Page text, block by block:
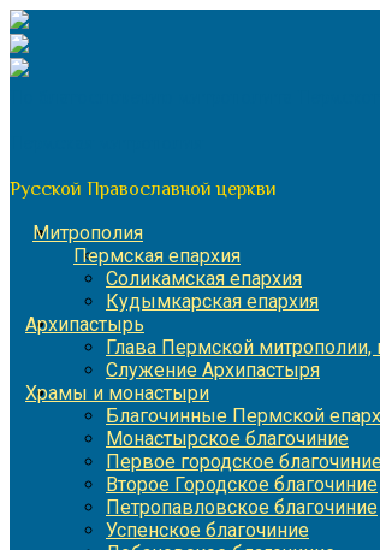
Перейти
к
содержимому
Русской Православной церкви
Митрополия
Пермская епархия
Соликамская епархия
Кудымкарская епархия
Архипастырь
Глава Пермской
Служение Архипастыря
Храмы и монастыри
Благочинные Пермской
Монастырское благочиние
Первое городское
Второе Городское благочиние
Петропавловское благочиние
Успенское благочиние